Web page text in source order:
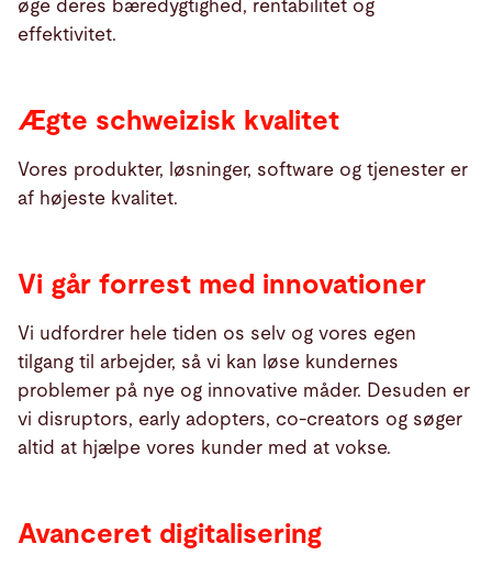
øge deres bæredygtighed, rentabilitet og
effektivitet.
Ægte schweizisk kvalitet
Vores produkter, løsninger, software og tjenester er
af højeste kvalitet.
Vi går forrest med innovationer
Vi udfordrer hele tiden os selv og vores egen
tilgang til arbejder, så vi kan løse kundernes
problemer på nye og innovative måder. Desuden er
vi disruptors, early adopters, co-creators og søger
altid at hjælpe vores kunder med at vokse.
Avanceret digitalisering